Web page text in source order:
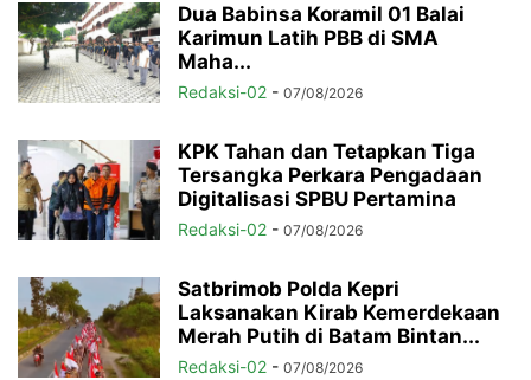
Dua Babinsa Koramil 01 Balai
Karimun Latih PBB di SMA
Maha...
Redaksi-02 - 07/08/2026
KPK Tahan dan Tetapkan Tiga
Tersangka Perkara Pengadaan
Digitalisasi SPBU Pertamina
Redaksi-02 - 07/08/2026
Satbrimob Polda Kepri
Laksanakan Kirab Kemerdekaan
Merah Putih di Batam Bintan...
Redaksi-02 - 07/08/2026